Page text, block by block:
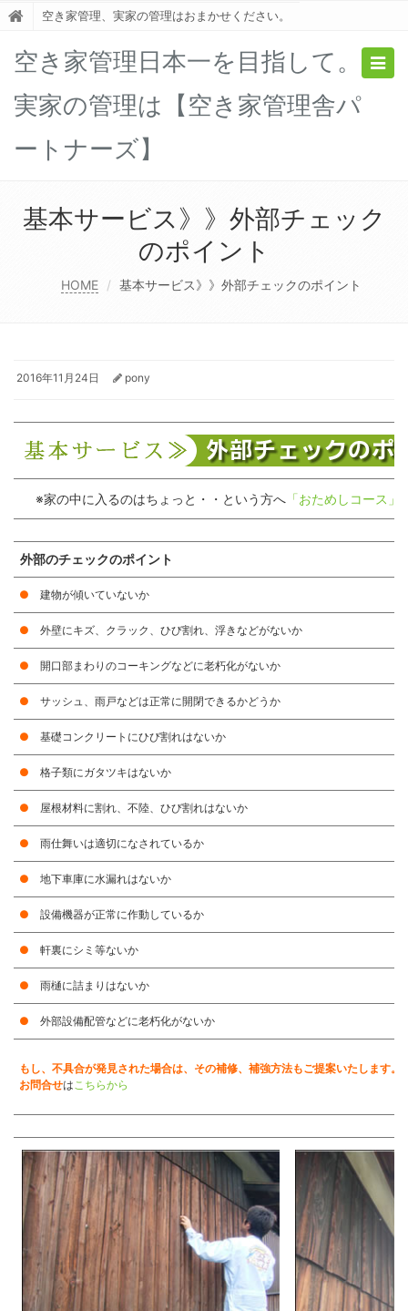
空き家管理、実家の管理はおまかせください。
空き家管理日本一を目指して。
実家の管理は【空き家管理舎パ
ートナーズ】
基本サービス》》外部チェック
のポイント
HOME 基本サービス》》外部チェックのポイント
2016年11月24日 pony
※家の中に入るのはちょっと・・という方へ 「おためしコース」
外部のチェックのポイント
● 建物が傾いていないか
● 外壁にキズ、クラック、ひび割れ、浮きなどがないか
● 開口部まわりのコーキングなどに老朽化がないか
● サッシュ、雨戸などは正常に開閉できるかどうか
● 基礎コンクリートにひび割れはないか
● 格子類にガタツキはないか
● 屋根材料に割れ、不陸、ひび割れはないか
● 雨仕舞いは適切になされているか
● 地下車庫に水漏れはないか
● 設備機器が正常に作動しているか
● 軒裏にシミ等ないか
● 雨樋に詰まりはないか
● 外部設備配管などに老朽化がないか
もし、不具合が発見された場合は、その補修、補強方法もご提案いたします。
お問合せはこちらから